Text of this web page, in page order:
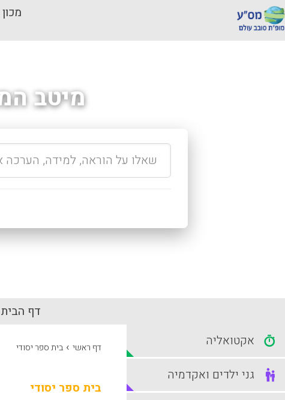
מיטב
דף הבית
דף ראשי › בית ספר יסודי
בית ספר יסודי
אקטואליה
גני ילדים ואקדמיה